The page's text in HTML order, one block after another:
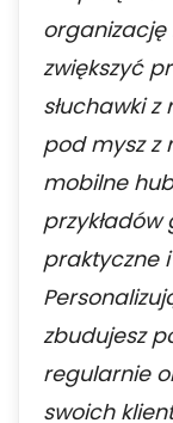
organizację
zwiększyć
słuchawki
pod mysz z
mobilne
praktyczne
zbudujesz
regularnie
swoich